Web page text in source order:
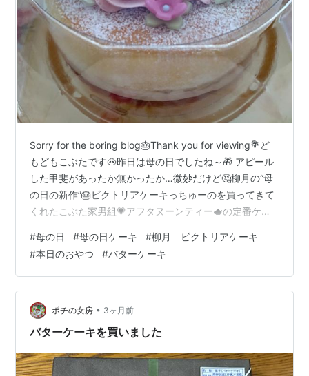
Sorry for the boring blog🎂Thank you for viewing💐ど
もどもこぶたです🐽昨日は母の日でしたね～🎁 アピール
した甲斐があったか無かったか…微妙だけど🤔柳月の“母
の日の新作”🎂ビクトリアケーキっちゅーのを買ってきて
くれたこぶた家男組💗アフタヌーンティー🫖の定番ケー
誕生🇬🇧バターをたっぷり使った生地に🫙ラズベリージ
ャムやバタークリームを挟んだ伝統菓子👸🏼ヴィクトリ
ア女王が好んでたんですって🤗ふむふむ 生地はパウンド
ケーキっぽい🧈バター風味のどっしり生地🫨苺ジャム＆
バタークリームがサンドされてて🐿️くる…
#母の日 #母の日ケーキ #柳月 ビクトリアケーキ
#本日のおやつ #バターケーキ
ポチの女房 • 3ヶ月前
バターケーキを買いました